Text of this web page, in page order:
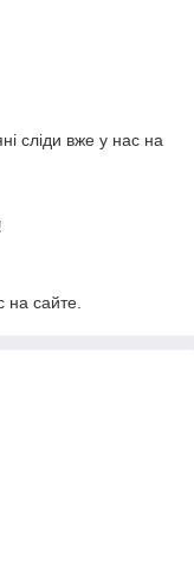
сліди вже у нас на
на сайте.